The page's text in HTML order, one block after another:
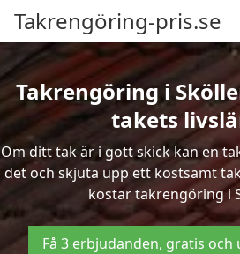
Takrengöring-pris.se
Takrengöring i
takets
Om ditt tak är i gott skick kan en
det och skjuta upp ett kostsamt
kostar takrengöring i
Få 3 erbjudanden, gratis